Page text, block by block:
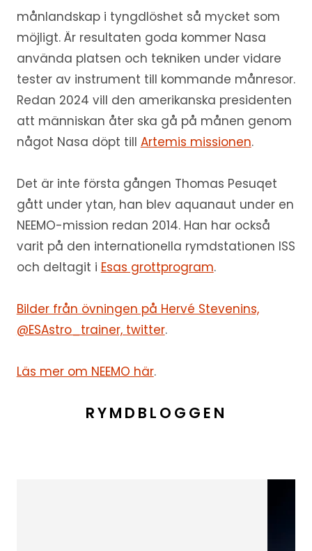
månlandskap i tyngdlöshet så mycket som
möjligt. Är resultaten goda kommer Nasa
använda platsen och tekniken under vidare
tester av instrument till kommande månresor.
Redan 2024 vill den amerikanska presidenten
att människan åter ska gå på månen genom
något Nasa döpt till Artemis missionen.
Det är inte första gången Thomas Pesuqet
gått under ytan, han blev aquanaut under en
NEEMO-mission redan 2014. Han har också
varit på den internationella rymdstationen ISS
och deltagit i Esas grottprogram.
Bilder från övningen på Hervé Stevenins,
@ESAstro_trainer, twitter.
Läs mer om NEEMO här.
RYMDBLOGGEN